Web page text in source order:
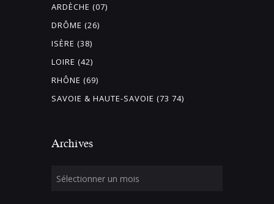
ARDÈCHE (07)
DRÔME (26)
ISÈRE (38)
LOIRE (42)
RHÔNE (69)
SAVOIE & HAUTE-SAVOIE (73 74)
Archives